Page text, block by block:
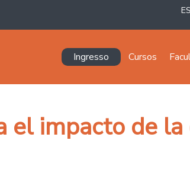
Navegación principal
Ingresso Cursos
el impacto de